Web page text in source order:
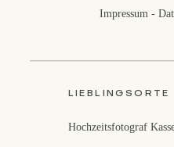
LIEBLINGSORTE
Hochzeitsfotograf
Impressum -